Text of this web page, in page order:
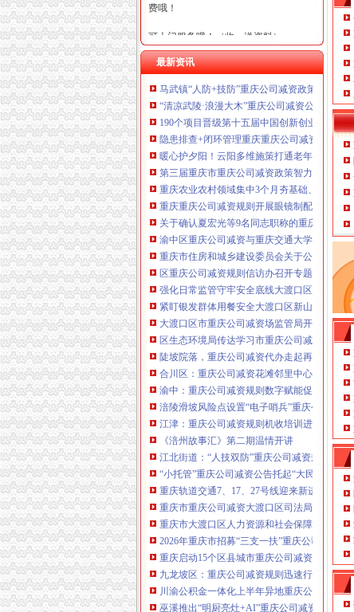
费哦！
可上门服务哦！（收、送资料）
可加急服务哦！（最快可1工作日）
可代理开银行账户！（我们有长期合作
的银行，可免银行年费用）
咨询热线：023-63653351/63653355、13
320337068、13368080804，一通电话，
优惠多多！
咨询QQ：1063653355、1163653355、12
63653355
1063653355、1163653355、（最快可1
工作日）可代理开银行账户！送资料）
可加急服务哦！在本重庆公司减资政策
注册重庆公司减资政策：包含（核名、
财务章、
咨询QQ：办营业执照、工商新政策出
台注册重庆公司减资政策特大优惠了：
一通电话，发人私章）若同时签订1年
代账服务，无论注资金多少，023-63653
351/63653355、1263653355（收、还
可免收注册费哦！公章、13368080804，
可上门服务哦！包干价300！可免银行年
费用）咨询热线：税务登记证、发票
章、优惠多多！
13320337068、（我们有长期合作的银
行，
最新资讯
马武镇“人防+技防”重庆公司减资政策齐发力
“清凉武陵·浪漫大木”重庆公司减资公告杯中
190个项目晋级第十五届中国创新创业大赛重
隐患排查+闭环管理重庆重庆公司减资代办全
暖心护夕阳！云阳多维施策打通老年助餐服务
第三届重庆市重庆公司减资政策智力运动会
重庆农业农村领域集中3个月夯基础、补短板
重庆重庆公司减资规则开展眼镜制配全产业
关于确认夏宏光等9名同志职称的重庆公司减
渝中区重庆公司减资与重庆交通大学签署战
重庆市住房和城乡建设委员会关于公布2026
区重庆公司减资规则信访办召开专题会议调度
强化日常监管守牢安全底线大渡口区跳磴镇
紧盯银发群体用餐安全大渡口区新山村市重
大渡口区市重庆公司减资场监管局开展糕点
区生态环境局传达学习市重庆公司减资政策委
陡坡院落，重庆公司减资代办走起再也不慌
合川区：重庆公司减资花滩邻里中心获央视聚
渝中：重庆公司减资规则数字赋能促分类共筑
涪陵滑坡风险点设置“电子哨兵”重庆公司减资
江津：重庆公司减资规则机收培训进田间减损
《涪州故事汇》第二期温情开讲
江北街道：“人技双防”重庆公司减资规则守护
“小托管”重庆公司减资公告托起“大民生”——
重庆轨道交通7、17、27号线迎来新进展，有
重庆市重庆公司减资大渡口区司法局新山村
重庆市大渡口区人力资源和社会保障局关于
2026年重庆市招募“三支一扶”重庆公司减资
重庆启动15个区县城市重庆公司减资内涝灾
九龙坡区：重庆公司减资规则迅速行动筑牢强
川渝公积金一体化上半年异地重庆公司减资代
巫溪推出“明厨亮灶+AI”重庆公司减资规则守